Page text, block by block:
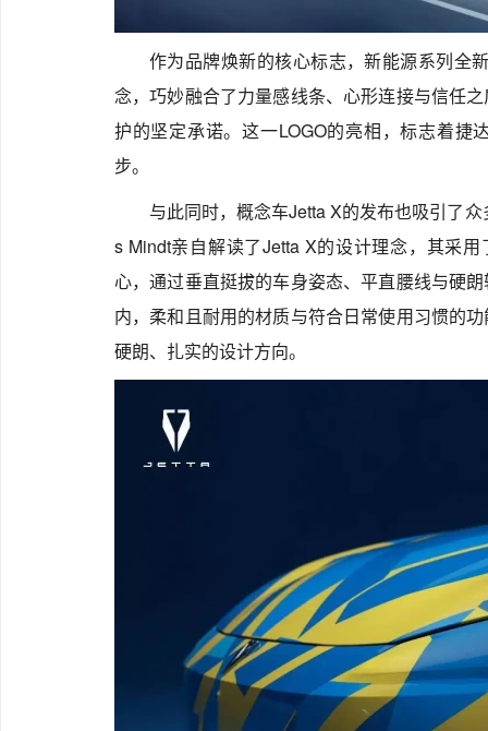
作为品牌焕新的核心标志，新能源系列全
念，巧妙融合了力量感线条、心形连接与信任
护的坚定承诺。这一LOGO的亮相，标志着捷
步。
与此同时，概念车Jetta X的发布也吸引了
s Mindt亲自解读了Jetta X的设计理念，其采
心，通过垂直挺拔的车身姿态、平直腰线与硬
内，柔和且耐用的材质与符合日常使用习惯的
硬朗、扎实的设计方向。